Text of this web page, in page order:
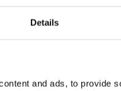
Details
and ads, to provide